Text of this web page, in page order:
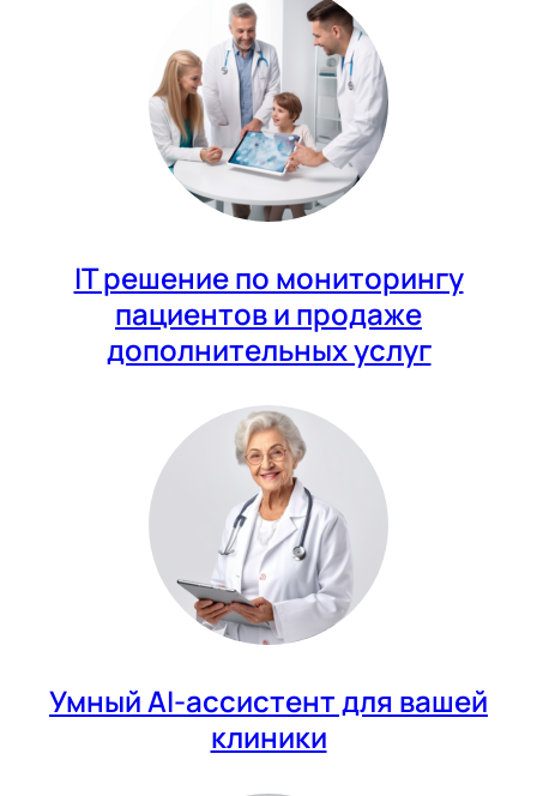
IT решение по мониторингу
пациентов и продаже
дополнительных услуг
Умный AI-ассистент для вашей
клиники